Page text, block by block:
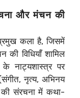
और मंचन की
कला है, जिसमें
विधियाँ शामिल
नाट्यशास्त्र पर
नृत्य, अभिनय
संरचना में कथा-